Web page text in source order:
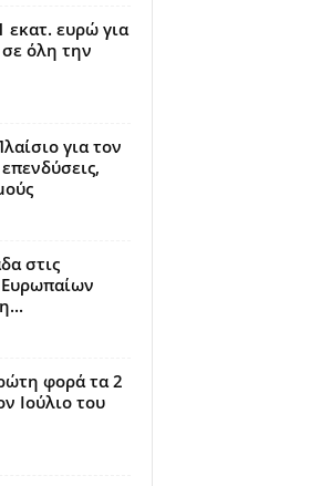
εκατ. ευρώ για
όλη την
για τον
στις
Ευρωπαίων
φορά τα 2
Ιούλιο του